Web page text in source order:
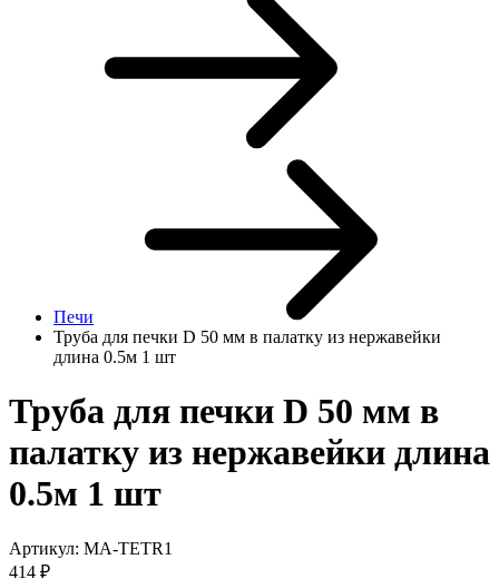
Печи
Труба для печки D 50 мм в палатку из нержавейки
длина 0.5м 1 шт
Труба для печки D 50 мм в
палатку из нержавейки длина
0.5м 1 шт
Артикул: MA-TETR1
414 ₽